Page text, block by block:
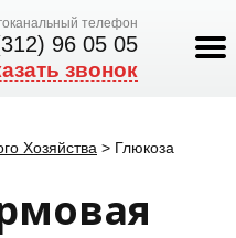
телефон
96 05 05
звонок
Хозяйства > Глюкоза